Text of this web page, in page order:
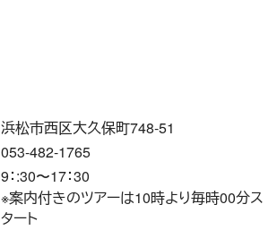
浜松市西区大久保町748-51
053-482-1765
9：:30〜17：30
※案内付きのツアーは10時より毎時00分ス
タート